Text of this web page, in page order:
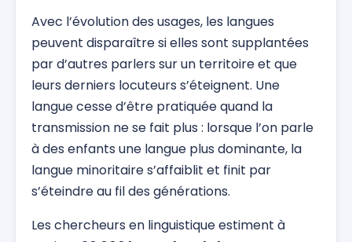
Avec l’évolution des usages, les langues
peuvent disparaître si elles sont supplantées
par d’autres parlers sur un territoire et que
leurs derniers locuteurs s’éteignent. Une
langue cesse d’être pratiquée quand la
transmission ne se fait plus : lorsque l’on parle
à des enfants une langue plus dominante, la
langue minoritaire s’affaiblit et finit par
s’éteindre au fil des générations.
Les chercheurs en linguistique estiment à